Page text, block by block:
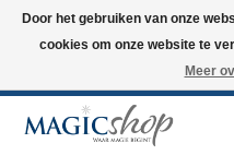
Altijd de nieuwste trucs op voorraad.
Langskomen in onze winkel? Bel of
Door het gebruiken van onze
cookies om onze website te
Meer